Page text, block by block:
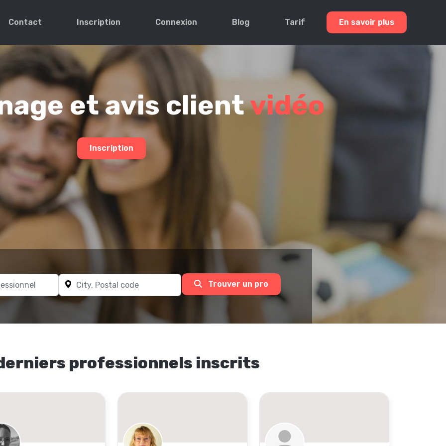
Contact Inscription Connexion Blog Tarif En savoir plus
et avis clientvidéo
Inscription
Trouver un pro
professionnels inscrits